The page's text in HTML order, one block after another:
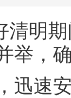
明期
举，
速安